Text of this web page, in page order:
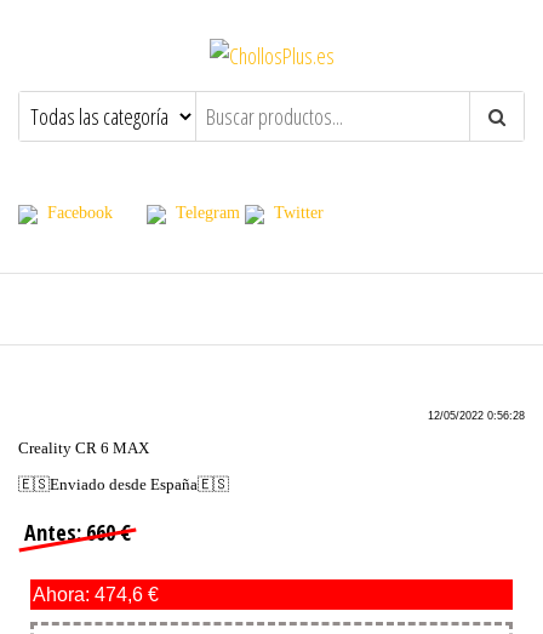
ChollosPlus.es
Ofertas, Promociones, Descuentos y
Facebook Telegram Twitter
12/05/2022 0:56:28
Creality CR 6 MAX
🇪🇸Enviado desde España🇪🇸
Antes: 660 €
Ahora: 474,6 €